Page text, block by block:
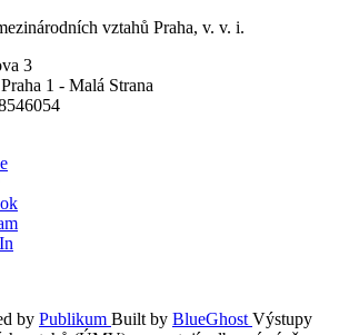
vztahů Praha, v. v. i.
3
1 - Malá Strana
by Publikum Built by BlueGhost Výstupy